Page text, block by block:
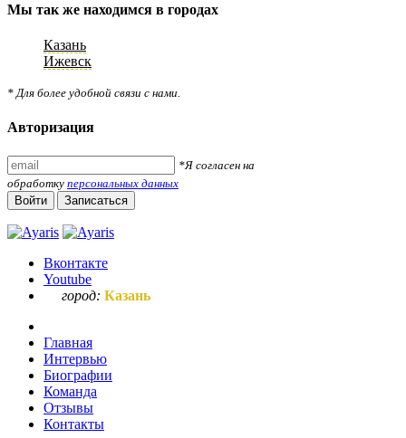
Мы так же находимся в городах
Казань
Ижевск
* Для более удобной связи с нами.
Авторизация
*Я согласен на
обработку персональных данных
Войти
Записаться
Вконтакте
Youtube
город: Казань
Главная
Интервью
Биографии
Команда
Отзывы
Контакты